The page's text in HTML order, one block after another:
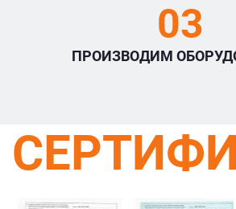
03
ПРОИЗВОДИМ